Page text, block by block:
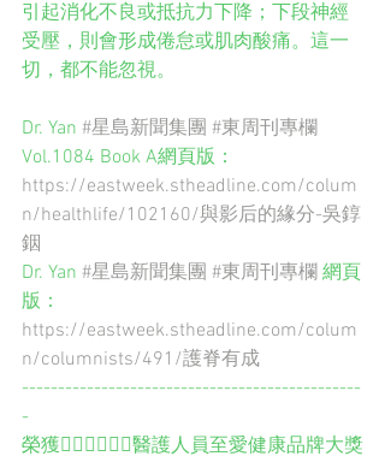
引起消化不良或抵抗力下降；下段神經
受壓，則會形成倦怠或肌肉酸痛。這一
切，都不能忽視。
Dr. Yan #星島新聞集團 #東周刊專欄
Vol.1084 Book A網頁版：
https://eastweek.stheadline.com/colum
n/healthlife/102160/與影后的緣分-吳錞
銦
Dr. Yan #星島新聞集團 #東周刊專欄 網頁
版：
https://eastweek.stheadline.com/colum
n/columnists/491/護脊有成
-----------------------------------------------
-
榮獲👨🏻‍⚕️👩🏻‍⚕️醫護人員至愛健康品牌大獎